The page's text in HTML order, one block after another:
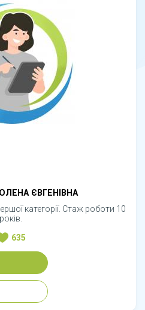
ЄВГЕНІВНА
категорії. Стаж роботи 10
років.
635